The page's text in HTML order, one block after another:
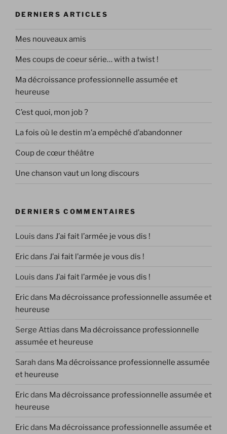
DERNIERS ARTICLES
Mes nouveaux amis
Mes coups de coeur série… with a twist !
Ma décroissance professionnelle assumée et
heureuse
C’est quoi, mon job ?
La fois où le destin m’a empêché d’abandonner
Coup de cœur théâtre
Une chanson vaut un long discours
DERNIERS COMMENTAIRES
Louis dans J’ai fait l’armée je vous dis !
Ericdans J’ai fait l’armée je vous dis !
Louis dans J’ai fait l’armée je vous dis !
Ericdans Ma décroissance professionnelle assumée et
heureuse
Serge Attias dans Ma décroissance professionnelle
assumée et heureuse
Sarah dans Ma décroissance professionnelle assumée
et heureuse
Ericdans Ma décroissance professionnelle assumée et
heureuse
Ericdans Ma décroissance professionnelle assumée et